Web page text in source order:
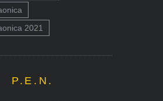
2021
P.E.N.